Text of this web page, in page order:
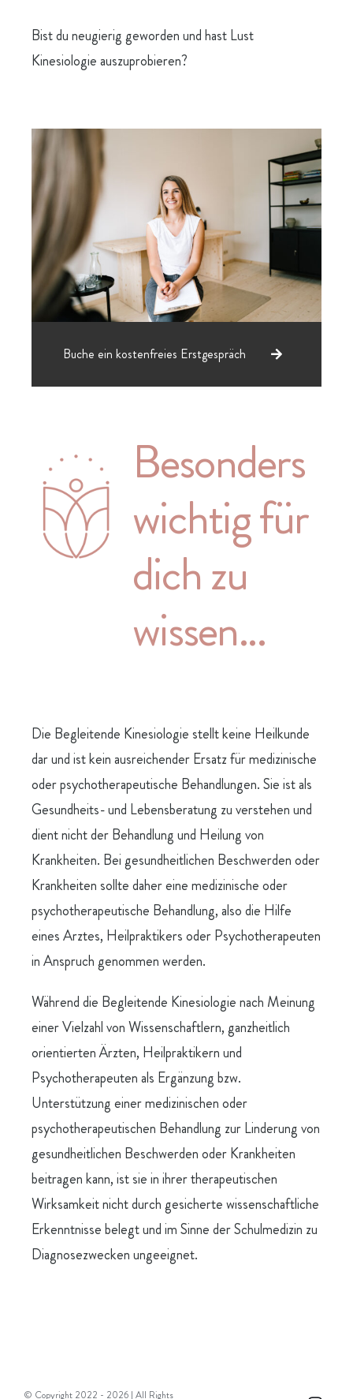
Bist du neugierig geworden und hast Lust
Kinesiologie auszuprobieren?
Buche ein kostenfreies Erstgespräch
Besonders
wichtig für
dich zu
wissen…
Die Begleitende Kinesiologie stellt keine Heilkunde
dar und ist kein ausreichender Ersatz für medizinische
oder psychotherapeutische Behandlungen. Sie ist als
Gesundheits- und Lebensberatung zu verstehen und
dient nicht der Behandlung und Heilung von
Krankheiten. Bei gesundheitlichen Beschwerden oder
Krankheiten sollte daher eine medizinische oder
psychotherapeutische Behandlung, also die Hilfe
eines Arztes, Heilpraktikers oder Psychotherapeuten
in Anspruch genommen werden.
Während die Begleitende Kinesiologie nach Meinung
einer Vielzahl von Wissenschaftlern, ganzheitlich
orientierten Ärzten, Heilpraktikern und
Psychotherapeuten als Ergänzung bzw.
Unterstützung einer medizinischen oder
psychotherapeutischen Behandlung zur Linderung von
gesundheitlichen Beschwerden oder Krankheiten
beitragen kann, ist sie in ihrer therapeutischen
Wirksamkeit nicht durch gesicherte wissenschaftliche
Erkenntnisse belegt und im Sinne der Schulmedizin zu
Diagnosezwecken ungeeignet.
© Copyright 2022 - 2026 | All Rights